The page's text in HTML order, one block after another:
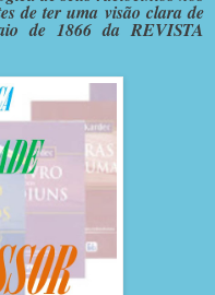
de ter uma visão clara de
de 1866 da REVISTA